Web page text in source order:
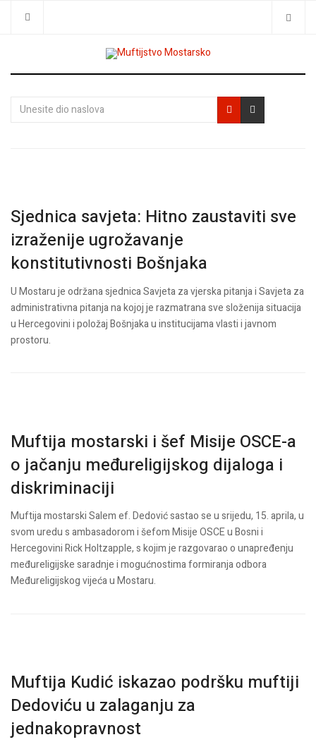
Traži
Unesite
Sjednica savjeta: Hitno zaustaviti sve
izraženije ugrožavanje
konstitutivnosti Bošnjaka
U Mostaru je održana sjednica Savjeta za vjerska pitanja i Savjeta za
administrativna pitanja na kojoj je razmatrana sve složenija situacija
u Hercegovini i položaj Bošnjaka u institucijama vlasti i javnom
prostoru.
Muftija mostarski i šef Misije OSCE-a
o jačanju međureligijskog dijaloga i
diskriminaciji
Muftija mostarski Salem ef. Dedović sastao se u srijedu, 15. aprila, u
svom uredu s ambasadorom i šefom Misije OSCE u Bosni i
Hercegovini Rick Holtzapple, s kojim je razgovarao o unapređenju
međureligijske saradnje i mogućnostima formiranja odbora
Međureligijskog vijeća u Mostaru.
Muftija Kudić iskazao podršku muftiji
Dedoviću u zalaganju za
jednakopravnost